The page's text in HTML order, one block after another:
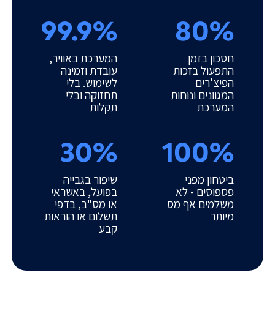
99.9%
המערכת באוויר,
עובדת וזמינה
לשימוש. בלי
תחזוקה ובלי
תקלות
80%
חסכון בזמן
התפעול בזכות
הפיצ'רים
המגוונים ונוחות
המערכת
30%
שיפור בגבייה
בפועל, באשראי
או מס"ב, בדפי
תשלום או הוראות
קבע
100%
ביטחון מפני
פספוסים - לא
משלמים אף מס
מיותר